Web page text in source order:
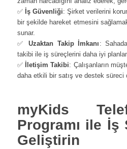
✅ İş Güvenliği: Şirket verilerini
bir şekilde hareket etmesini
sunar.
✅Uzaktan Takip İmkanı :
takibi ile iş süreçlerini daha iyi
✅
İletişim Takibi: Çalışanların
daha etkili bir satış ve destek süreci
myKids
Programı ile İş
Geliştirin